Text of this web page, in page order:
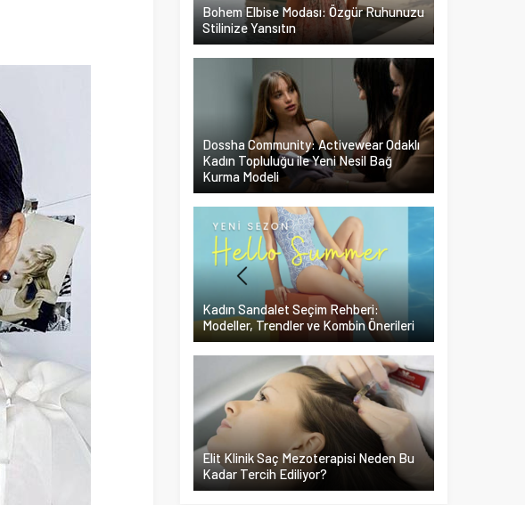
Bohem Elbise Modası: Özgür Ruhunuzu
Stilinize Yansıtın
Dossha Community: Activewear Odaklı
Kadın Topluluğu ile Yeni Nesil Bağ
Kurma Modeli
Kadın Sandalet Seçim Rehberi:
Modeller, Trendler ve Kombin Önerileri
Elit Klinik Saç Mezoterapisi Neden Bu
Kadar Tercih Ediliyor?